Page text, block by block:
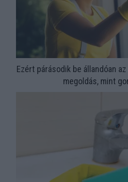
Ezért párásodik be állandóan
megoldás, mint